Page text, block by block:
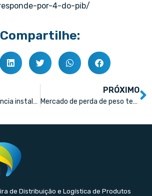
por-4-do-pib/
Compartilhe:
Farmacêutica anuncia instalação de fábrica em Sorocaba
PRÓXIMO
Mercado de perda de peso terá 16 novos medicamentos até 2029, diz relatório
de Distribuição e Logística de Produtos